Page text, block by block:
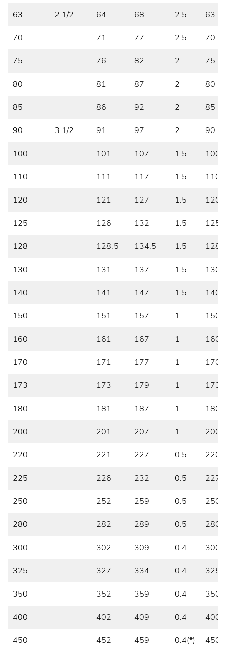
63 2 1/2 64 68 2.5 63
70 71 77 2.5 70
75 76 82 2 75
80 81 87 2 80
85 86 92 2 85
90 3 1/2 91 97 2 90
100 101 107 1.5 100
110 111 117 1.5 110
120 121 127 1.5 120
125 126 132 1.5 125
128 128.5 134.5 1.5 128
130 131 137 1.5 130
140 141 147 1.5 140
150 151 157 1 150
160 161 167 1 160
170 171 177 1 170
173 173 179 1 173
180 181 187 1 180
200 201 207 1 200
220 221 227 0.5 220
225 226 232 0.5 227
250 252 259 0.5 250
280 282 289 0.5 280
300 302 309 0.4 300
325 327 334 0.4 325
350 352 359 0.4 350
400 402 409 0.4 400
450 452 459 0.4(*) 450